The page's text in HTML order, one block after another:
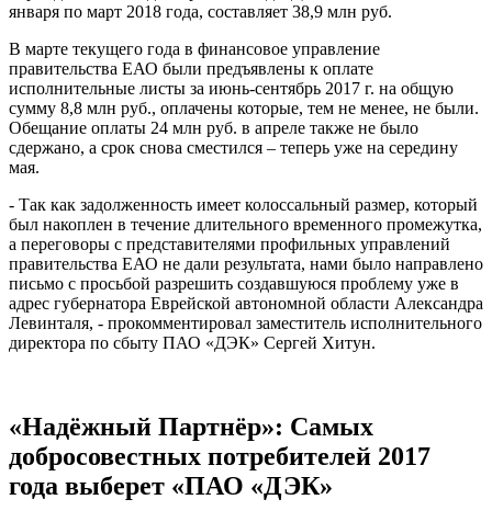
января по март 2018 года, составляет 38,9 млн руб.
В марте текущего года в финансовое управление
правительства ЕАО были предъявлены к оплате
исполнительные листы за июнь-сентябрь 2017 г. на общую
сумму 8,8 млн руб., оплачены которые, тем не менее, не были.
Обещание оплаты 24 млн руб. в апреле также не было
сдержано, а срок снова сместился – теперь уже на середину
мая.
- Так как задолженность имеет колоссальный размер, который
был накоплен в течение длительного временного промежутка,
а переговоры с представителями профильных управлений
правительства ЕАО не дали результата, нами было направлено
письмо с просьбой разрешить создавшуюся проблему уже в
адрес губернатора Еврейской автономной области Александра
Левинталя, - прокомментировал заместитель исполнительного
директора по сбыту ПАО «ДЭК» Сергей Хитун.
«Надёжный Партнёр»: Самых
добросовестных потребителей 2017
года выберет «ПАО «ДЭК»